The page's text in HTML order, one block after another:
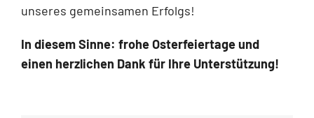
unseres gemeinsamen Erfolgs!
In diesem Sinne: frohe Osterfeiertage und
einen herzlichen Dank für Ihre Unterstützung!